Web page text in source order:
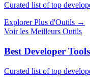
Curated list of top
Explorer Plus d'Outils →
Voir les Meilleurs Outils
Best Developer Tools
Curated list of top